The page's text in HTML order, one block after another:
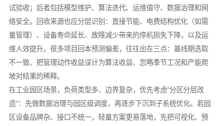
试验收；后者包括模型维护、算法迭代、运维值守、数据治理和网
络安全。回收来源也应分层识别：直接节能、电费结构优化（如需
量管理）、设备寿命延长、故障减少带来的停机损失下降，以及运
维人效提升。很多项目回本预测偏差，往往出在三点：基线期选取
不一致、把管理动作收益误计为算法收益、忽略季节工况和产能爬
坡对结果的稀释。
在工业园区场景，负荷类型多、边界复杂，优先考虑“分区分层改
造”：先做数据治理与园区级调度，再逐步下沉到子系统优化。若园
区设备品牌杂、接口不统一，轻量方案更易落地，先把可视化、预